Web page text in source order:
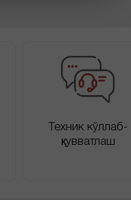
Техник кўллаб-
қувватлаш